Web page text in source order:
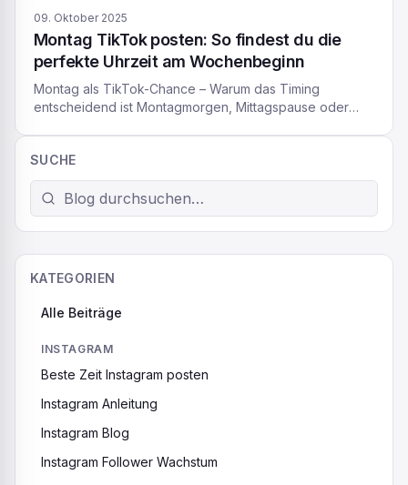
09. Oktober 2025
Montag TikTok posten: So findest du die
perfekte Uhrzeit am Wochenbeginn
Montag als TikTok-Chance – Warum das Timing
entscheidend ist Montagmorgen, Mittagspause oder
Antwort ist wichtig, denn der TikTok-Algorithmus belohnt
Videos, die kurz nach dem Upload viele Interaktionen
(Likes, Kommentare, Shares) erhalten. Stell dir vor, du
lädst ein […]
SUCHE
KATEGORIEN
Alle Beiträge
INSTAGRAM
Beste Zeit Instagram posten
Instagram Anleitung
Instagram Blog
Instagram Follower Wachstum